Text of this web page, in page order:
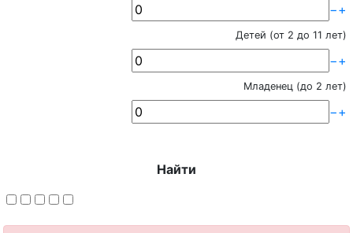
−+
Детей (от 2 до 11 лет)
−+
Младенец (до 2 лет)
−+
Найти